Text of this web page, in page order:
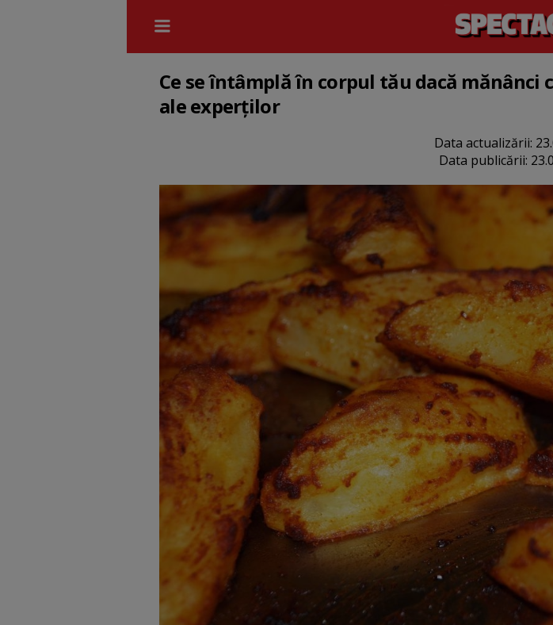
Ce se întâmplă în corpul tău dacă
ale experților
Data actualizării:
Data publicării: